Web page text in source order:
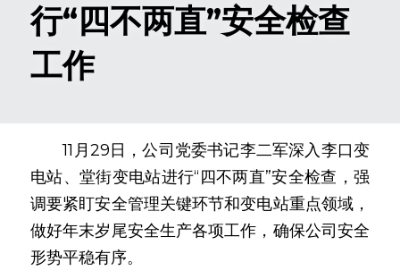
新闻资讯
信息公开
业务范围
科技创新
联系我们
搜索
行“四不两直”安全检查
工作
11月29日，公司党委书记李二军深入李口变
电站、堂街变电站进行“四不两直”安全检查，强
调要紧盯安全管理关键环节和变电站重点领域，
做好年末岁尾安全生产各项工作，确保公司安全
形势平稳有序。